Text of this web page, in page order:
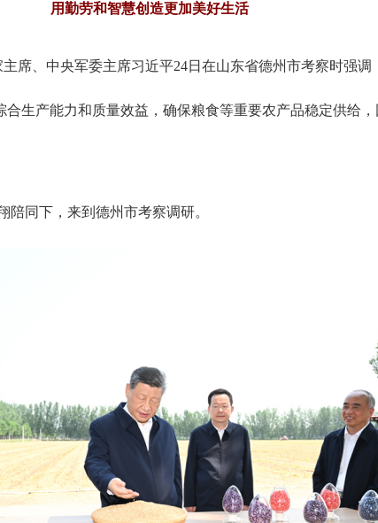
用勤劳和智慧创造更加美好生活
席、中央军委主席习近平24日在山东省德州市考察时强
生产能力和质量效益，确保粮食等重要农产品稳定供给
同下，来到德州市考察调研。